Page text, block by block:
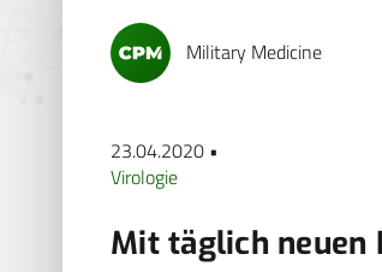
Military Medicine
23.04.2020 •
Virologie
Mit täglich neuen